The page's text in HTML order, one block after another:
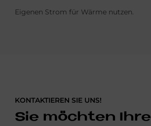
Eigenen Strom für Wärme nutzen.
KONTAKTIEREN SIE UNS!
Sie möchten Ihre